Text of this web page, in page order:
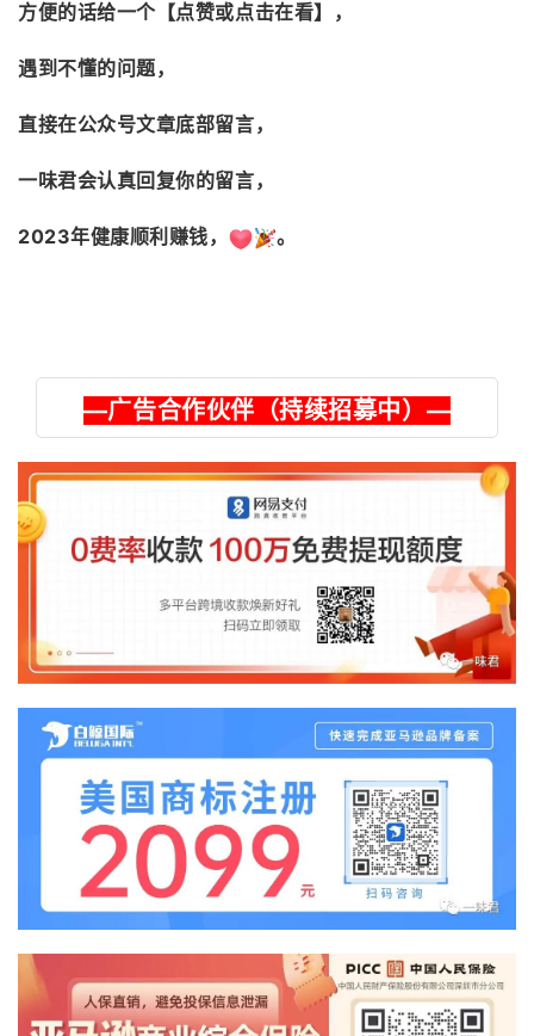
方便的话给一个【点赞或点击在看】，
遇到不懂的问题，
直接在公众号文章底部留言，
一味君会认真回复你的留言，
2023年健康顺利赚钱， 。
—广告合作伙伴（持续招募中）—